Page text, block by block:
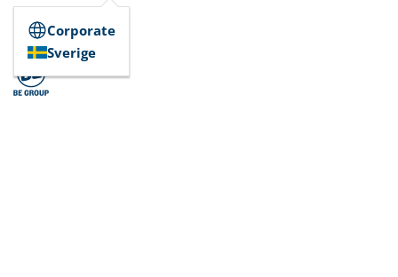
Corporate
Sverige